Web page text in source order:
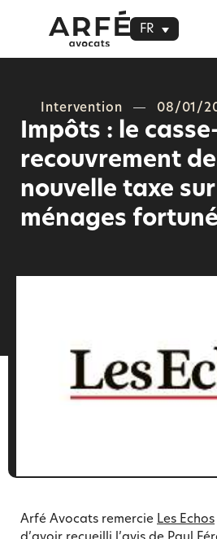
FR
Intervention 08/01/
Impôts : le
recouvrement de
nouvelle taxe
ménages
Arfé Avocats remercie Les Echos